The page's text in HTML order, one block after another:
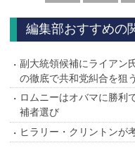
へ
編集部おすすめの
副大統領候補にライアン
の徹底で共和党糾合を狙う
ロムニーはオバマに勝利
補者選び
ヒラリー・クリントンが